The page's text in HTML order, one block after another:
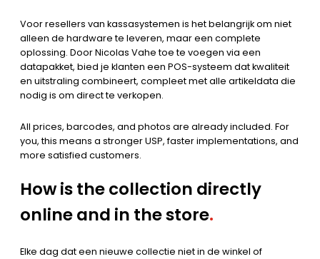
Voor resellers van kassasystemen is het belangrijk om niet
alleen de hardware te leveren, maar een complete
oplossing. Door Nicolas Vahe toe te voegen via een
datapakket, bied je klanten een POS-systeem dat kwaliteit
en uitstraling combineert, compleet met alle artikeldata die
nodig is om direct te verkopen.
All prices, barcodes, and photos are already included. For
you, this means a stronger USP, faster implementations, and
more satisfied customers.
How is the collection directly
online and in the store.
Elke dag dat een nieuwe collectie niet in de winkel of